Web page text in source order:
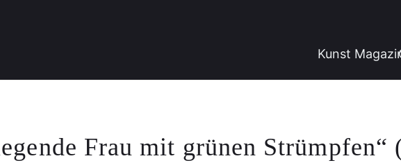
Kunst
Frau mit grünen Strümpfen“